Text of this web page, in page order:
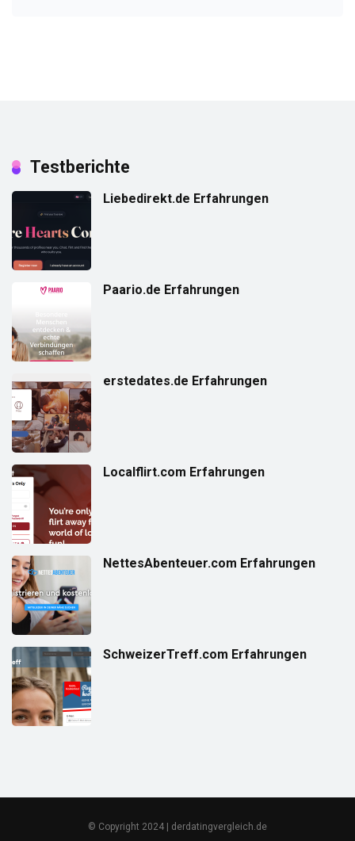
Testberichte
Liebedirekt.de Erfahrungen
Paario.de Erfahrungen
erstedates.de Erfahrungen
Localflirt.com Erfahrungen
NettesAbenteuer.com Erfahrungen
SchweizerTreff.com Erfahrungen
© Copyright 2024 | derdatingvergleich.de